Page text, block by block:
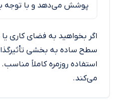
پوشش می‌دهد و با توجه
اگر بخواهید به فضای کاری
سطح ساده به بخشی
استفاده روزمره کاملاً
می‌کند.